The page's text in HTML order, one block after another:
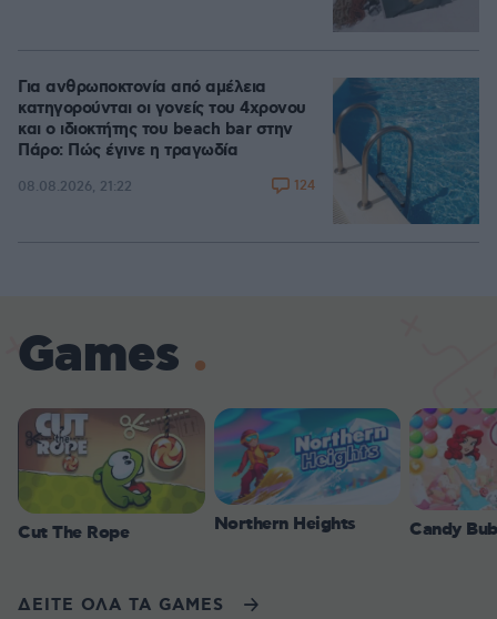
Για ανθρωποκτονία από αμέλεια
κατηγορούνται οι γονείς του 4χρονου
και ο ιδιοκτήτης του beach bar στην
Πάρο: Πώς έγινε η τραγωδία
08.08.2026, 21:22 124
Games
Cut The Rope Northern Heights Candy
ΔΕΙΤΕ ΟΛΑ ΤΑ GAMES